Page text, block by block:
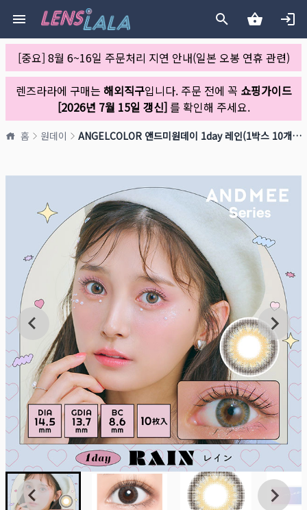
[중요] 8월 6~16일 주문처리 지연 안내(일본 오봉 연휴 관련)
렌즈라라에 구매는 해외직구입니다. 주문 전에 꼭 쇼핑가이드
[2026년 7월 15일 갱신]를 확인해 주세요.
홈 원데이 ANGELCOLOR 앤드미원데이 1day 레인(1박스 10개들이)